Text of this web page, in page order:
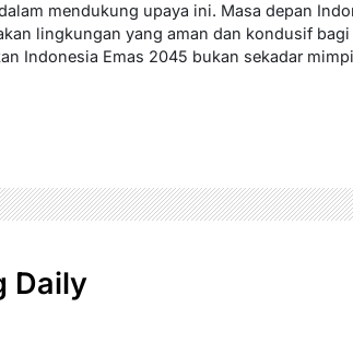
mendukung upaya ini. Masa depan
lingkungan yang aman dan kondusif bagi
Indonesia Emas 2045 bukan sekadar
Daily